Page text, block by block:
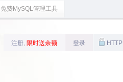
免费MySQL管理工具
注册, 限时送余额 登录 HTTP